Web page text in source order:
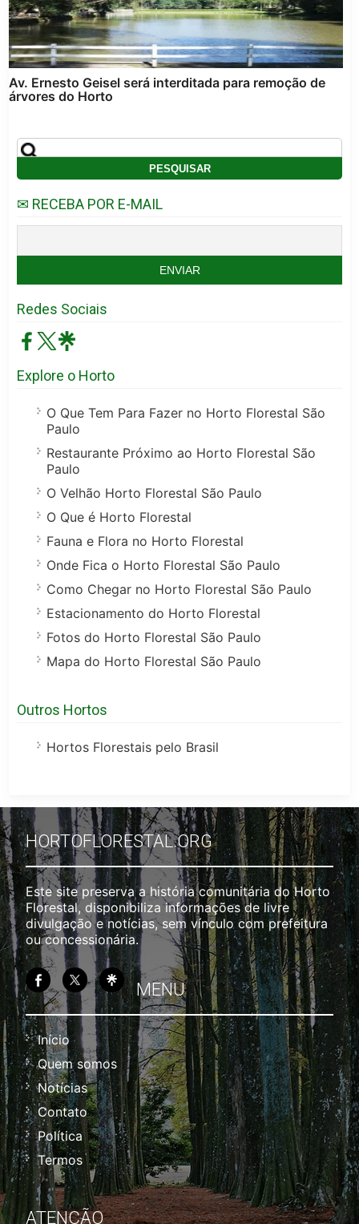
Av. Ernesto Geisel será interditada para remoção de
árvores do Horto
✉ RECEBA POR E-MAIL
Redes Sociais
Explore o Horto
O Que Tem Para Fazer no Horto Florestal São
Paulo
Restaurante Próximo ao Horto Florestal São
Paulo
O Velhão Horto Florestal São Paulo
O Que é Horto Florestal
Fauna e Flora no Horto Florestal
Onde Fica o Horto Florestal São Paulo
Como Chegar no Horto Florestal São Paulo
Estacionamento do Horto Florestal
Fotos do Horto Florestal São Paulo
Mapa do Horto Florestal São Paulo
Outros Hortos
Hortos Florestais pelo Brasil
HORTOFLORESTAL.ORG
Este site preserva a história comunitária do Horto
Florestal, disponibiliza informações de livre
divulgação e notícias, sem vínculo com prefeitura
ou concessionária.
MENU
Início
Quem somos
Notícias
Contato
Política
Termos
ATENÇÃO